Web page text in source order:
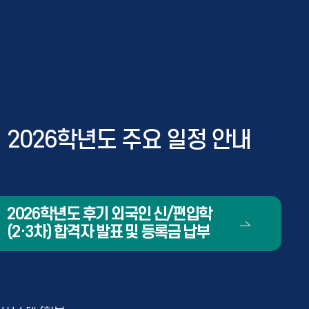
2026학년도 주요 일정 안내
2026학년도 후기 외국인 신/편입학
(2·3차) 합격자 발표 및 등록금 납부